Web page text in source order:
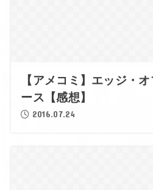
【アメコミ】エッジ・
ース【感想】
2016.07.24